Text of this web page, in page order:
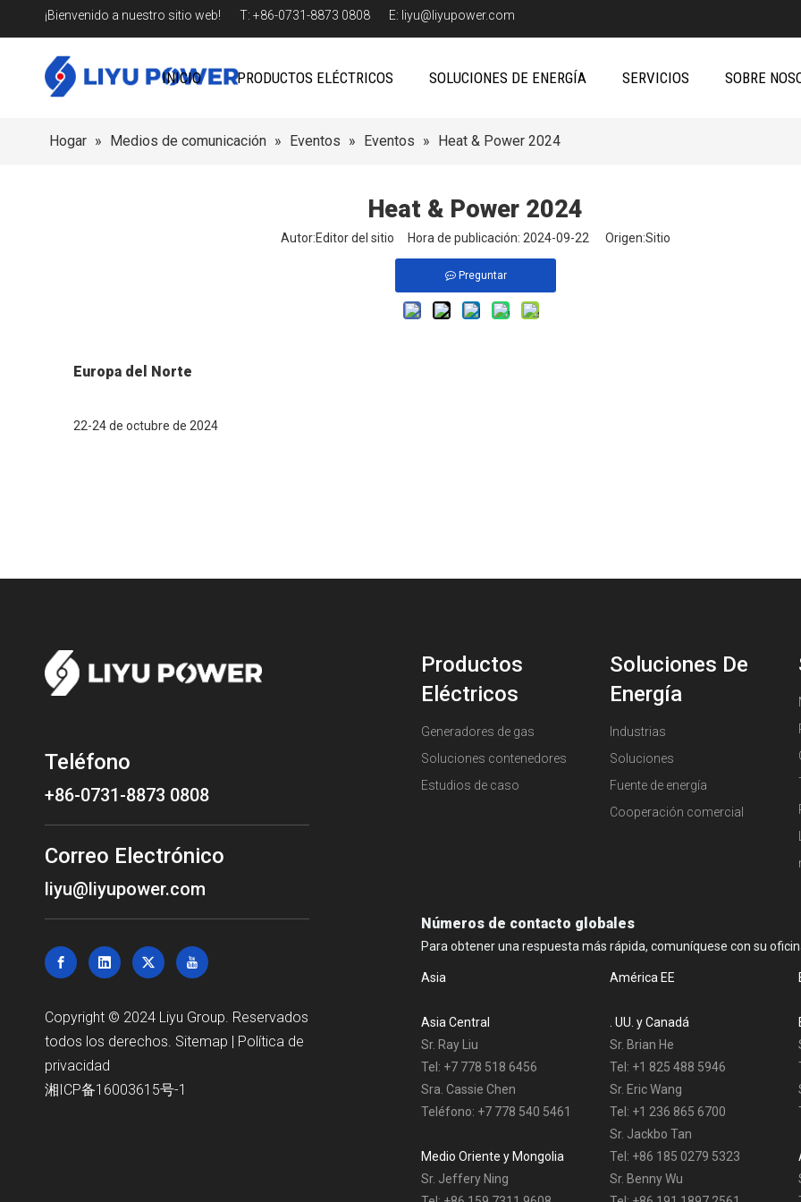
¡Bienvenido a nuestro sitio web! T: +86-0731-8873 0808 E: liyu@liyupower.com
INICIO PRODUCTOS ELÉCTRICOS SOLUCIONES DE ENERGÍA SERVICIOS SOBRE
Hogar » Medios de comunicación » Eventos » Eventos » Heat & Power 2024
Heat & Power 2024
Autor:Editor del sitio Hora de publicación: 2024-09-22 Origen:Sitio
Preguntar
Europa del Norte
22-24 de octubre de 2024
Teléfono
+86-0731-8873 0808
Correo Electrónico
liyu@liyupower.com
Copyright © 2024 Liyu Group. Reservados
todos los derechos. Sitemap
Política de
privacidad
湘ICP备16003615号-1
Productos
Eléctricos
Generadores de gas
Soluciones contenedores
Estudios de caso
Soluciones De
Energía
Industrias
Soluciones
Fuente de energía
Cooperación comercial
Números de contacto globales
Para obtener una respuesta más rápida, comuníquese con su
Asia
Asia Central
Sr. Ray Liu
Tel: +7 778 518 6456
Sra. Cassie Chen
Teléfono: +7 778 540 5461
Medio Oriente y Mongolia
Sr. Jeffery Ning
América EE
. UU. y Canadá
Sr. Brian He
Tel: +1 825 488 5946
Sr. Eric Wang
Tel: +1 236 865 6700
Sr. Jackbo Tan
Tel: +86 185 0279 5323
Sr. Benny Wu